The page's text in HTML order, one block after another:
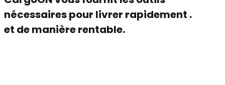
nécessaires pour livrer rapidement .
et de manière rentable.